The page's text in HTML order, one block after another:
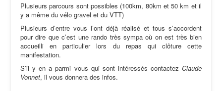
Plusieurs parcours sont possibles (100km, 80km et 50 km et il
y a même du vélo gravel et du VTT)
Plusieurs d’entre vous l’ont déjà réalisé et tous s’accordent
pour dire que c’est une rando très sympa où on est très bien
accueilli en particulier lors du repas qui clôture cette
manifestation.
S’il y en a parmi vous qui sont intéressés contactez Claude
Vonnet, il vous donnera des infos.